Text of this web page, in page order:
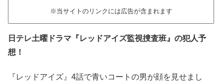
※当サイトのリンクには広告が含まれます
日テレ土曜ドラマ『レッドアイズ監視捜査班』の犯人予
想！
『レッドアイズ』4話で青いコートの男が顔を見せまし